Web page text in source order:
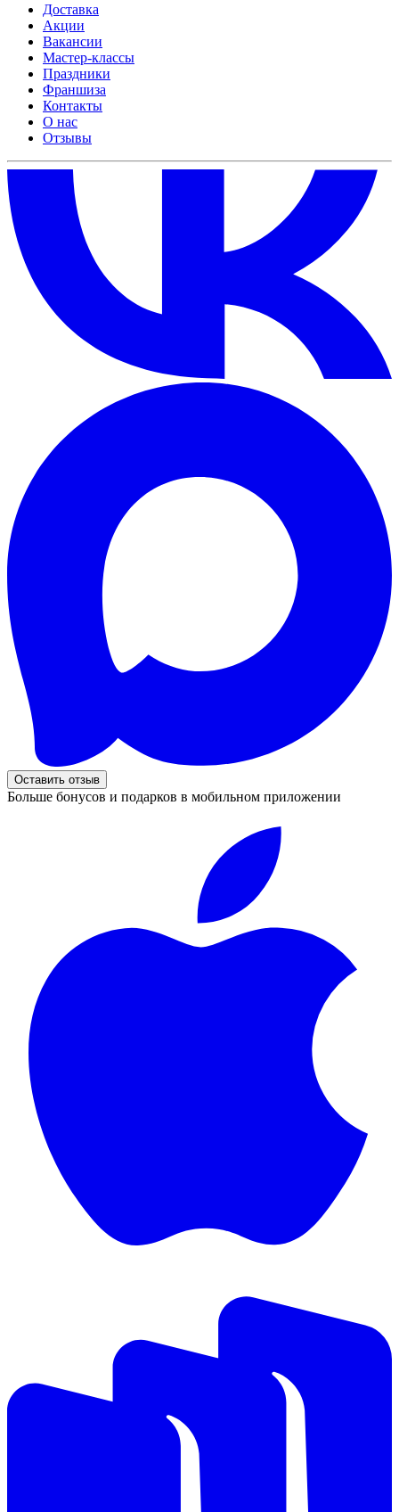
Доставка
Акции
Вакансии
Мастер-классы
Праздники
Франшиза
Контакты
О нас
Отзывы
Оставить отзыв
Больше бонусов и подарков в мобильном приложении